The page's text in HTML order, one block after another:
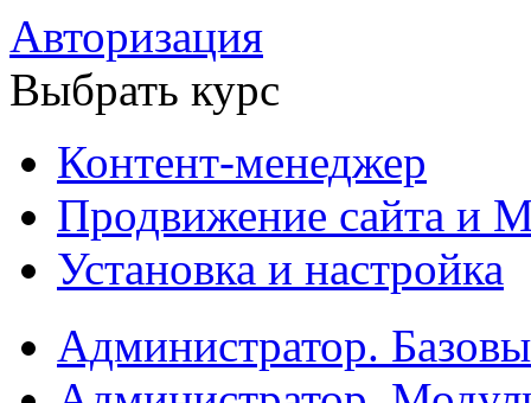
Авторизация
Выбрать курс
Контент-менеджер
Продвижение сайта и
Установка и настройка
Администратор.